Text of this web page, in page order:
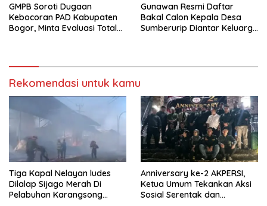
GMPB Soroti Dugaan
Kebocoran PAD Kabupaten
Bogor, Minta Evaluasi Total
Gunawan Resmi Daftar
Bakal Calon Kepala Desa
Sumberurip Diantar Keluarga
Rekomendasi untuk kamu
Tiga Kapal Nelayan ludes
Dilalap Sijago Merah Di
Pelabuhan Karangsong
Anniversary ke-2 AKPERSI,
Ketua Umum Tekankan Aksi
Sosial Serentak dan